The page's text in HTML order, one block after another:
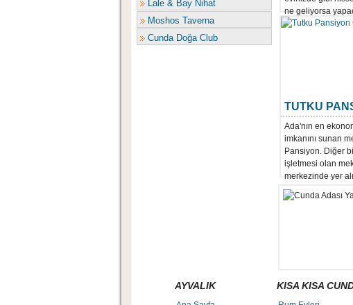
Lale & Bay Nihat
Moshos Taverna
Cunda Doğa Club
ne geliyorsa
TUTKU
Ada'nın en
imkanını sunan
Pansiyon. Diğer
işletmesi olan
merkezinde yer
AYVALIK KISA KISA